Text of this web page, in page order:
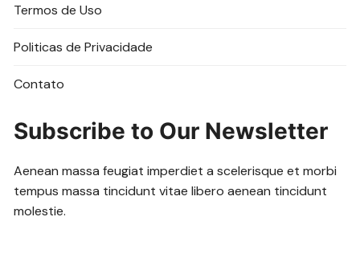
Termos de Uso
Politicas de Privacidade
Contato
Subscribe to Our Newsletter
Aenean massa feugiat imperdiet a scelerisque et morbi
tempus massa tincidunt vitae libero aenean tincidunt
molestie.